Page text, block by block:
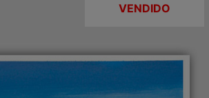
VENDIDO